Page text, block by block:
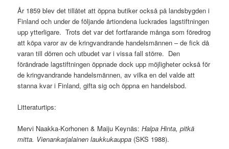
År 1859 blev det tillåtet att öppna butiker också på landsbygden i
Finland och under de följande årtiondena luckrades lagstiftningen
upp ytterligare. Trots det var det fortfarande många som föredrog
att köpa varor av de kringvandrande handelsmännen – de fick då
varan till dörren och utbudet var i vissa fall större. Den
förändrade lagstiftningen öppnade dock upp möjligheter också för
de kringvandrande handelsmännen, av vilka en del valde att
stanna kvar i Finland, gifta sig och öppna en handelsbod.
Litteraturtips:
Mervi Naakka-Korhonen & Maiju Keynäs:Halpa Hinta, pitkä
mitta. Vienankarjalainen laukkukauppa (SKS 1988).